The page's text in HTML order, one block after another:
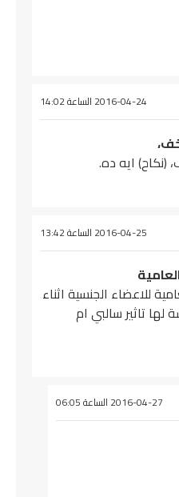
2016-04-24 الساعة 14:02
(نكاح) ايه ده.
2016-04-25 الساعة 13:42
للاعضاء الجنسية اثناء
لها تاثير سالبي ام
2016-04-27 الساعة 06:05